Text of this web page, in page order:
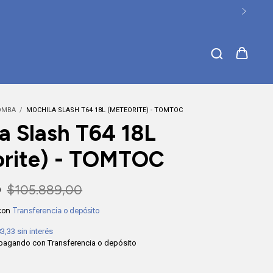
/ MOCHILA SLASH T64 18L (METEORITE) - TOMTOC
Slash T64 18L
- TOMTOC
$105.889,00
Transferencia o depósito
sin interés
con Transferencia o depósito